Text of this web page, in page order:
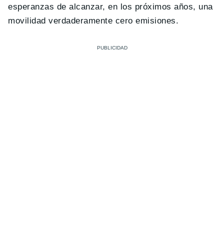
esperanzas de alcanzar, en los próximos años, una
movilidad verdaderamente cero emisiones.